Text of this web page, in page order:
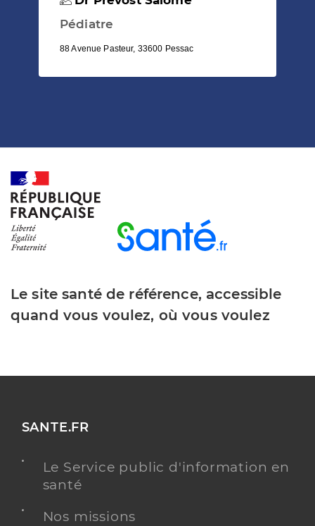
Pédiatre
88 Avenue Pasteur, 33600 Pessac
Le site santé de référence, accessible
quand vous voulez, où vous voulez
SANTE.FR
Le Service public d'information en
santé
Nos missions